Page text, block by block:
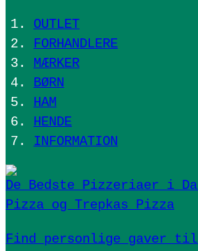
OUTLET
FORHANDLERE
MÆRKER
BØRN
HAM
HENDE
INFORMATION
De Bedste Pizzeriaer i
Pizza og Trepkas Pizza
Find personlige gaver